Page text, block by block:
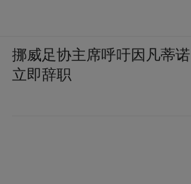
挪威足协主席呼吁因凡蒂诺
立即辞职